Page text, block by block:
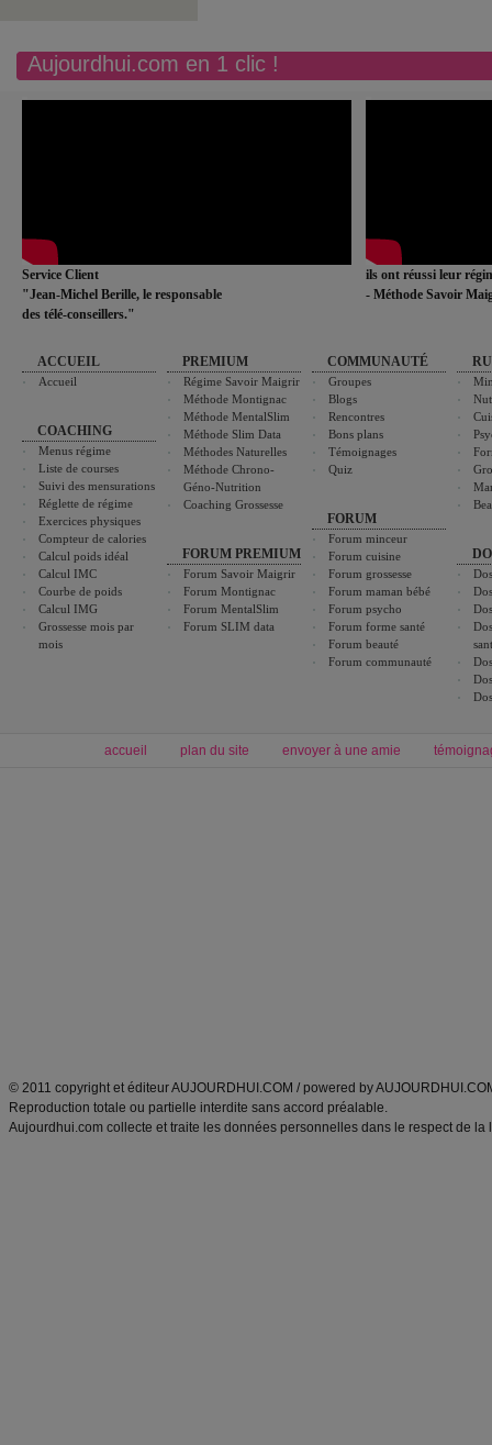
Aujourdhui.com en 1 clic !
Service Client
"Jean-Michel Berille, le responsable
des télé-conseillers."
ils ont réussi leur
- Méthode Savoir
ACCUEIL
Accueil
COACHING
Menus régime
Liste de courses
Suivi des mensurations
Réglette de régime
Exercices physiques
Compteur de calories
Calcul poids idéal
Calcul IMC
Courbe de poids
Calcul IMG
Grossesse mois par
mois
PREMIUM
Régime Savoir Maigrir
Méthode Montignac
Méthode MentalSlim
Méthode Slim Data
Méthodes Naturelles
Méthode Chrono-
Géno-Nutrition
Coaching Grossesse
FORUM PREMIUM
Forum Savoir Maigrir
Forum Montignac
Forum MentalSlim
Forum SLIM data
COMMUNAUTÉ
Groupes
Blogs
Rencontres
Bons plans
Témoignages
Quiz
FORUM
Forum minceur
Forum cuisine
Forum grossesse
Forum maman bébé
Forum psycho
Forum forme santé
Forum beauté
Forum communauté
accueil plan du site envoyer à une amie
© 2011 copyright et éditeur AUJOURDHUI.COM / powered by
Reproduction totale ou partielle interdite sans accord préalable.
Aujourdhui.com collecte et traite les données personnelles dans le respect de